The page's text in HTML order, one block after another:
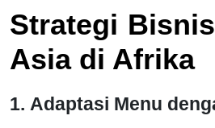
Strategi
Asia di Afrika
1. Adaptasi Menu